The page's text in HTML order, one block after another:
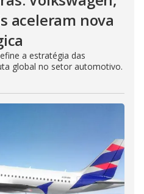
aceleram nova
a estratégia das
global no setor automotivo.